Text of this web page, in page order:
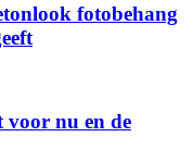
fotobehang
nu en de